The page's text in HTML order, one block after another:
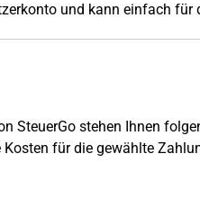
und kann einfach für
SteuerGo stehen Ihnen
für die gewählte